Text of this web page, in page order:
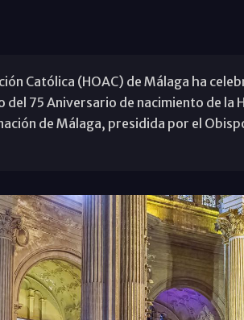
Católica (HOAC) de Málaga ha
75 Aniversario de nacimiento de la
de Málaga, presidida por el